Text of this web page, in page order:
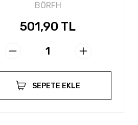
BÖRFH
501,90 TL
SEPETE EKLE